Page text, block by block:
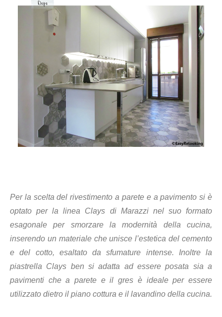
Per la scelta del rivestimento a parete e a pavimento si è
optato per la linea Clays di Marazzi nel suo formato
esagonale per smorzare la modernità della cucina,
inserendo un materiale che unisce l’estetica del cemento
e del cotto, esaltato da sfumature intense. Inoltre la
piastrella Clays ben si adatta ad essere posata sia a
pavimenti che a parete e il gres è ideale per essere
utilizzato dietro il piano cottura e il lavandino della cucina.